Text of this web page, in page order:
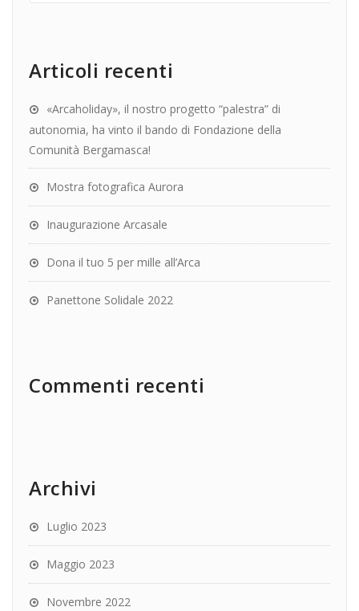
Articoli recenti
«Arcaholiday», il nostro progetto “palestra” di
autonomia, ha vinto il bando di Fondazione della
Comunità Bergamasca!
Mostra fotografica Aurora
Inaugurazione Arcasale
Dona il tuo 5 per mille all’Arca
Panettone Solidale 2022
Commenti recenti
Archivi
Luglio 2023
Maggio 2023
Novembre 2022